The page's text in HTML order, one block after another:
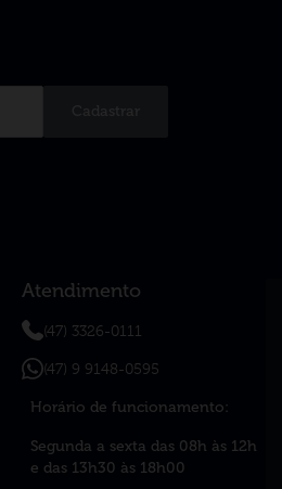
Atendimento
(47) 3326-0111
(47) 9 9148-0595
Horário de funcionamento:
Segunda a sexta das 08h às 12h
e das 13h30 às 18h00